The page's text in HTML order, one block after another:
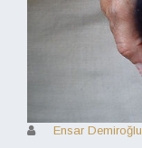
Ensar Demiroğlu